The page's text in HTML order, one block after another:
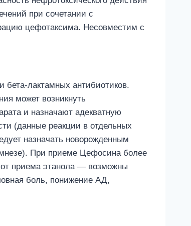
при сочетании с
цефотаксима. Несовместим с
бета-лактамных антибиотиков.
может возникнуть
и назначают адекватную
(данные реакции в отдельных
назначать новорожденным
При приеме Цефосина более
от приема этанола — возможны
боль, понижение АД,